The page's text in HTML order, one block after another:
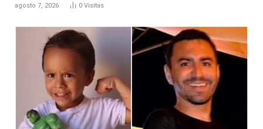
agosto 7, 2026 0 Visitas